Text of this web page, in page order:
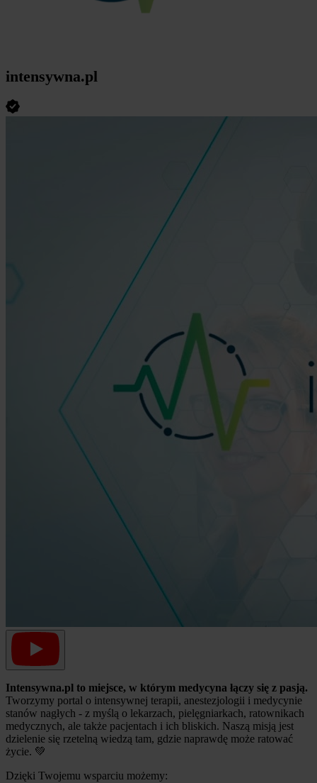
intensywna.pl
Intensywna.pl to miejsce, w którym medycyna łączy się z pasją.
Tworzymy portal o intensywnej terapii, anestezjologii i medycynie
stanów nagłych - z myślą o lekarzach, pielęgniarkach, ratownikach
medycznych, ale także pacjentach i ich bliskich. Naszą misją jest
dzielenie się rzetelną wiedzą tam, gdzie naprawdę może ratować
życie. 💚
Dzięki Twojemu wsparciu możemy: